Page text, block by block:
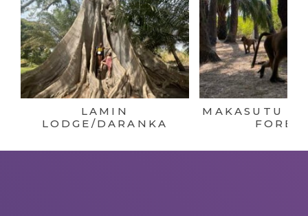
LAMIN
LODGE/DARANKA
MAKASUTU